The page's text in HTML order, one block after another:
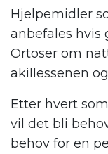
Hjelpemidler
anbefales hvis
Ortoser om
akillessenen
Etter hvert
vil det bli
behov for en